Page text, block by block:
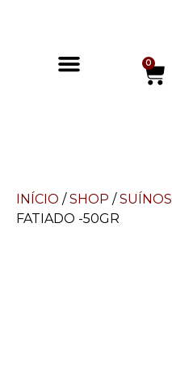
0
INÍCIO /SHOP /SUÍNOS
FATIADO -50GR